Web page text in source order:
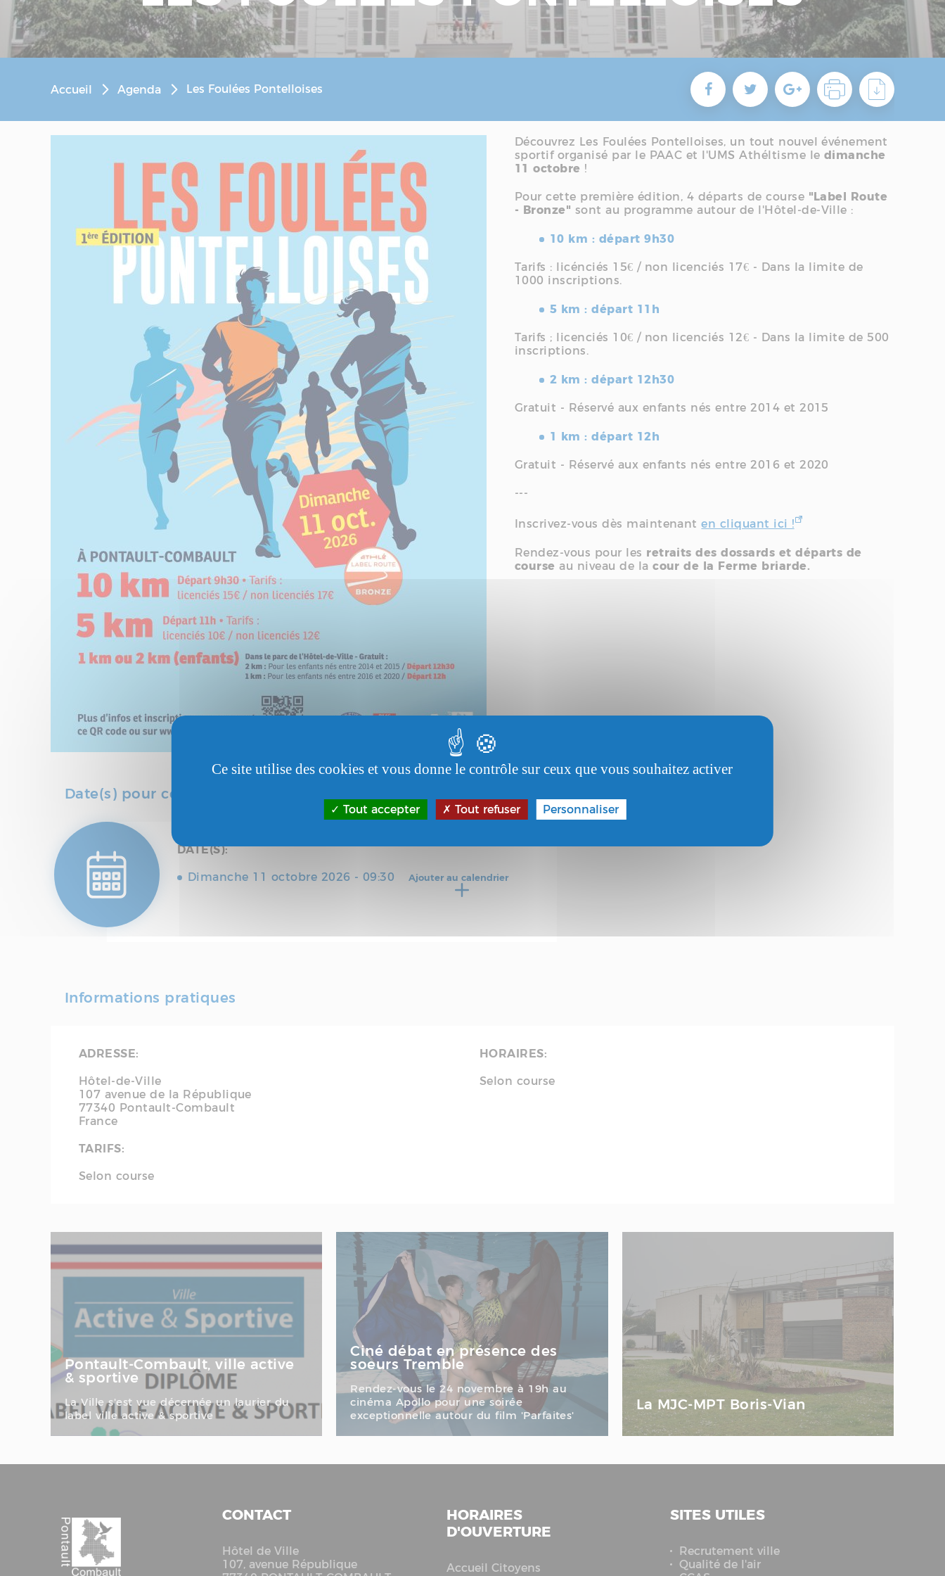
Accueil Agenda Les Foulées Pontelloises
Découvrez Les Foulées Pontelloises, un tout nouvel événement
sportif organisé par le PAAC et l'UMS Athéltisme le dimanche
11 octobre !
Pour cette première édition, 4 départs de course "Label Route
- Bronze" sont au programme autour de l'Hôtel-de-Ville :
10 km : départ 9h30
Tarifs : licénciés 15€ / non licenciés 17€ - Dans la limite de
1000 inscriptions.
5 km : départ 11h
Tarifs ; licenciés 10€ / non licenciés 12€ - Dans la limite de 500
inscriptions.
2 km : départ 12h30
Gratuit - Réservé aux enfants nés entre 2014 et 2015
1 km : départ 12h
Gratuit - Réservé aux enfants nés entre 2016 et 2020
---
Inscrivez-vous dès maintenanten cliquant ici !
Rendez-vous pour les retraits des dossards et départs de
course au niveau de la cour de la Ferme briarde.
Date(s) pour cet événement
DATE(S):
Dimanche 11 octobre 2026 - 09:30 Ajouter au calendrier
Informations pratiques
ADRESSE:
Hôtel-de-Ville
107 avenue de la République
77340 Pontault-Combault
France
HORAIRES:
Selon course
TARIFS:
Selon course
Pontault-Combault, ville active
& sportive
La Ville s'est vue décernée un laurier du
label ville active & sportive
Ciné débat en présence des
soeurs Tremble
Rendez-vous le 24 novembre à 19h au
cinéma Apollo pour une soirée
exceptionnelle autour du film 'Parfaites'
La MJC-MPT Boris-Vian
CONTACT
Hôtel de Ville
107, avenue République
HORAIRES
D'OUVERTURE
Accueil Citoyens
SITES UTILES
Recrutement ville
Qualité de l'air
Ce site utilise des cookies et vous donne le contrôle sur ceux que vous souhaitez activer
Tout accepter Tout refuser Personnaliser